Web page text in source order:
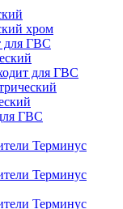
хром
для ГВС
для ГВС
ГВС
Терминус
Терминус
Терминус